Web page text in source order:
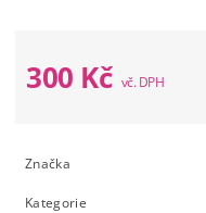
300 Kč
Značka
Kategorie